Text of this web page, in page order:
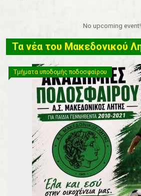
No upcoming event!
Τα νέα του Μακεδονικού
Τμήματα υποδομής ποδοσφαίρου